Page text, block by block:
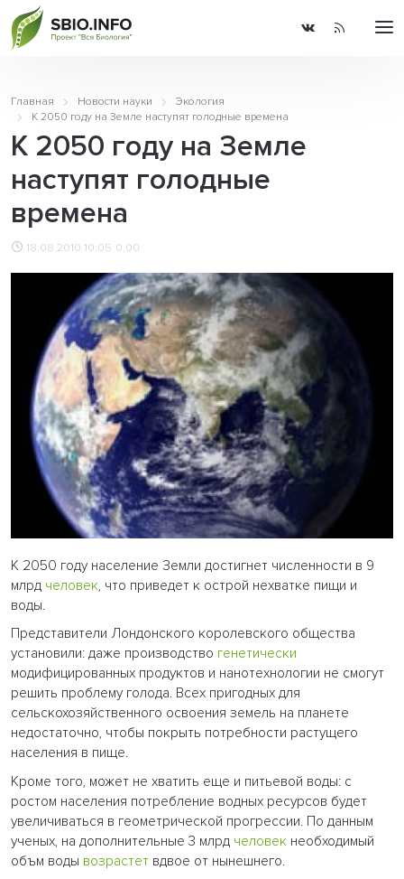
Главная Новости науки
Экология
К 2050 году на Земле наступят голодные времена
К 2050 году на Земле
наступят голодные
времена
18.08.2010 10:05 0.00
К 2050 году население Земли достигнет численности в 9
млрд человек, что приведет к острой нехватке пищи и
воды.
Представители Лондонского королевского общества
установили: даже производство генетически
модифицированных продуктов и нанотехнологии не смогут
решить проблему голода. Всех пригодных для
сельскохозяйственного освоения земель на планете
недостаточно, чтобы покрыть потребности растущего
населения в пище.
Кроме того, может не хватить еще и питьевой воды: с
ростом населения потребление водных ресурсов будет
увеличиваться в геометрической прогрессии. По данным
ученых, на дополнительные 3 млрд человек необходимый
объм воды возрастет вдвое от нынешнего.